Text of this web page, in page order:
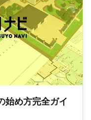
始め方完全ガイ